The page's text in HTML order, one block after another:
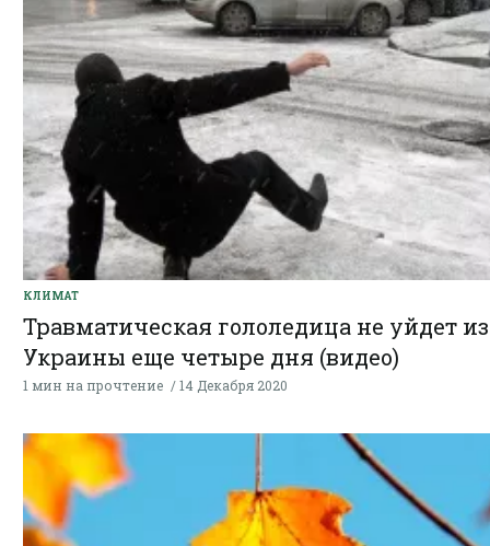
КЛИМАТ
Травматическая гололедица не уйдет из
Украины еще четыре дня (видео)
1 мин на прочтение 14 Декабря 2020